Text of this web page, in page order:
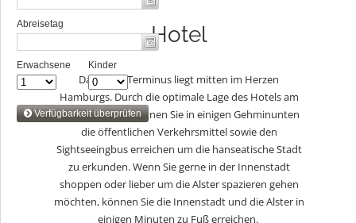
Hotel
Das Hotel Terminus liegt mitten im Herzen
Hamburgs. Durch die optimale Lage des Hotels am
Hauptbahnhof können Sie in einigen Gehminunten
die öffentlichen Verkehrsmittel sowie den
Sightseeingbus erreichen um die hanseatische Stadt
zu erkunden. Wenn Sie gerne in der Innenstadt
shoppen oder lieber um die Alster spazieren gehen
möchten, können Sie die Innenstadt und die Alster in
einigen Minuten zu Fuß erreichen.